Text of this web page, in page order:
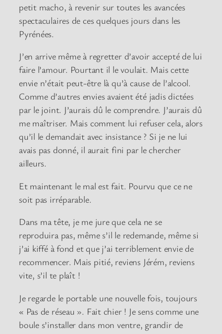
petit macho, à revenir sur toutes les avancées
spectaculaires de ces quelques jours dans les
Pyrénées.
J’en arrive même à regretter d’avoir accepté de lui
faire l’amour. Pourtant il le voulait. Mais cette
envie n’était peut-être là qu’à cause de l’alcool.
Comme d’autres envies avaient été jadis dictées
par le joint. J’aurais dû le comprendre. J’aurais dû
me maîtriser. Mais comment lui refuser cela, alors
qu’il le demandait avec insistance ? Si je ne lui
avais pas donné, il aurait fini par le chercher
ailleurs.
Et maintenant le mal est fait. Pourvu que ce ne
soit pas irréparable.
Dans ma tête, je me jure que cela ne se
reproduira pas, même s’il le redemande, même si
j’ai kiffé à fond et que j’ai terriblement envie de
recommencer. Mais pitié, reviens Jérém, reviens
vite, s’il te plaît !
Je regarde le portable une nouvelle fois, toujours
« Pas de réseau ». Fait chier ! Je sens comme une
boule s’installer dans mon ventre, grandir de